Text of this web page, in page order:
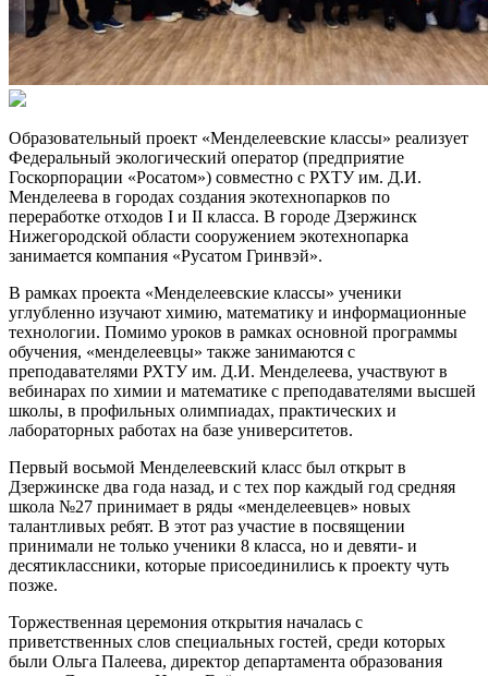
Образовательный проект «Менделеевские классы» реализует
Федеральный экологический оператор (предприятие
Госкорпорации «Росатом») совместно с РХТУ им. Д.И.
Менделеева в городах создания экотехнопарков по
переработке отходов I и II класса. В городе Дзержинск
Нижегородской области сооружением экотехнопарка
занимается компания «Русатом Гринвэй».
В рамках проекта «Менделеевские классы» ученики
углубленно изучают химию, математику и информационные
технологии. Помимо уроков в рамках основной программы
обучения, «менделеевцы» также занимаются с
преподавателями РХТУ им. Д.И. Менделеева, участвуют в
вебинарах по химии и математике с преподавателями высшей
школы, в профильных олимпиадах, практических и
лабораторных работах на базе университетов.
Первый восьмой Менделеевский класс был открыт в
Дзержинске два года назад, и с тех пор каждый год средняя
школа №27 принимает в ряды «менделеевцев» новых
талантливых ребят. В этот раз участие в посвящении
принимали не только ученики 8 класса, но и девяти- и
десятиклассники, которые присоединились к проекту чуть
позже.
Торжественная церемония открытия началась с
приветственных слов специальных гостей, среди которых
были Ольга Палеева, директор департамента образования